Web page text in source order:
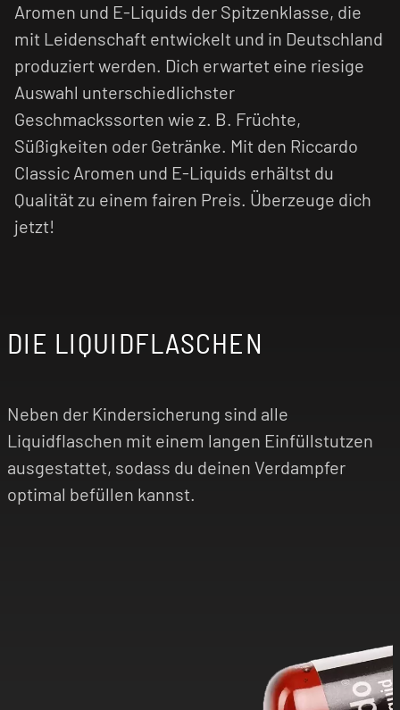
Aromen und E-Liquids der Spitzenklasse, die
mit Leidenschaft entwickelt und in Deutschland
produziert werden. Dich erwartet eine riesige
Auswahl unterschiedlichster
Geschmackssorten wie z. B. Früchte,
Süßigkeiten oder Getränke. Mit den Riccardo
Classic Aromen und E-Liquids erhältst du
Qualität zu einem fairen Preis. Überzeuge dich
jetzt!
DIE LIQUIDFLASCHEN
Neben der Kindersicherung sind alle
Liquidflaschen mit einem langen Einfüllstutzen
ausgestattet, sodass du deinen Verdampfer
optimal befüllen kannst.